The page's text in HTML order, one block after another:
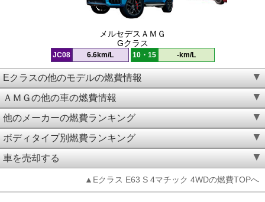
メルセデスＡＭＧ
Gクラス
JC08 6.6km/L 10・15 -km/L
Eクラスの他のモデルの燃費情報
ＡＭＧの他の車の燃費情報
他のメーカーの燃費ランキング
ボディタイプ別燃費ランキング
車を売却する
▲Eクラス E63 S 4マチック 4WDの燃費TOPへ